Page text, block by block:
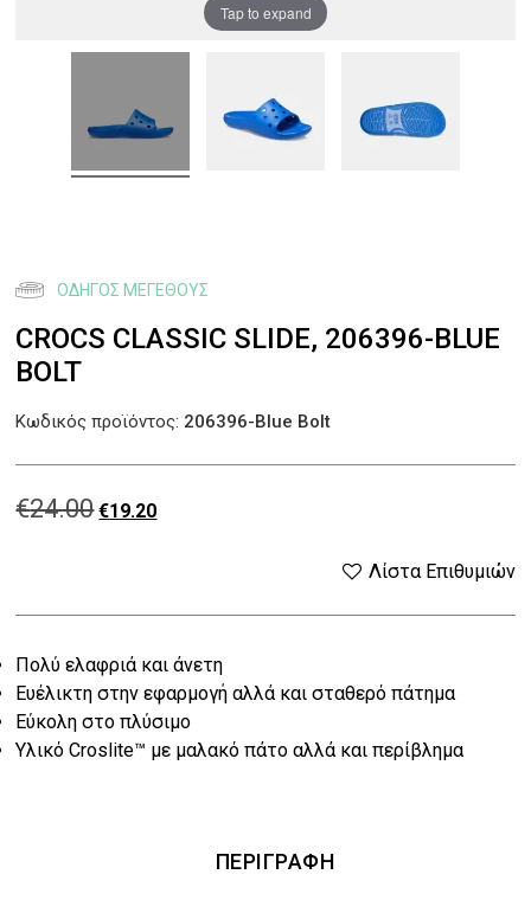
Tap to expand
CROCS CLASSIC SLIDE, 206396-BLUE
BOLT
€24.00Original
was:
€24.00.
€19.20Η
τιμή
είναι:
€19.20.
ΟΔΗΓΌΣ ΜΕΓΈΘΟΥΣ
Πολύ ελαφριά και άνετη
Ευέλικτη στην εφαρμογή αλλά και σταθερό πάτημα
Εύκολη στο πλύσιμο
Υλικό Croslite™ με μαλακό πάτο αλλά και περίβλημα
Λίστα Επιθυμιών
Κωδικός προϊόντος: 206396-Blue Bolt
ΠΕΡΙΓΡΑΦΉ